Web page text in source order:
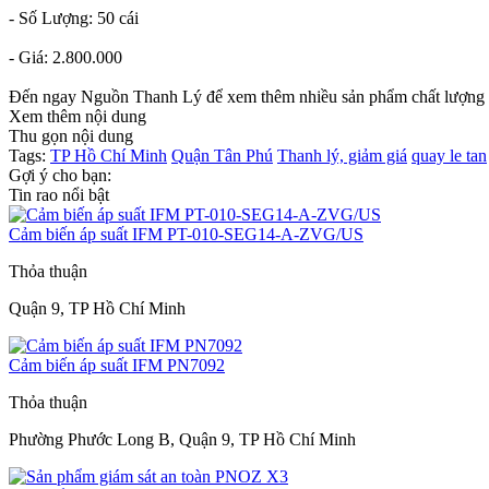
- Số Lượng: 50 cái
- Giá: 2.800.000
Đến ngay Nguồn Thanh Lý để xem thêm nhiều sản phẩm chất lượng
Xem thêm nội dung
Thu gọn nội dung
Tags: TP Hồ Chí Minh Quận Tân Phú Thanh lý, giảm giá quay le tan
Gợi ý cho bạn:
Tin rao nổi bật
Cảm biến áp suất IFM PT-010-SEG14-A-ZVG/US
Thỏa thuận
Quận 9, TP Hồ Chí Minh
Cảm biến áp suất IFM PN7092
Thỏa thuận
Phường Phước Long B, Quận 9, TP Hồ Chí Minh